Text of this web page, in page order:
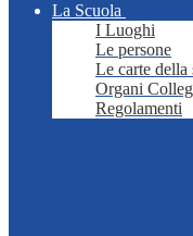
La Scuola
I Luoghi
Le persone
Le carte della
Organi
Regolamenti